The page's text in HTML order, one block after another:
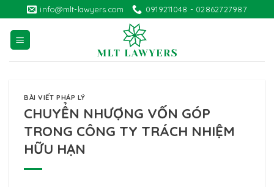
content
info@mlt-lawyers.com 0919211048 - 02862727987
BÀI VIẾT PHÁP LÝ
CHUYỂN NHƯỢNG VỐN GÓP
TRONG CÔNG TY TRÁCH NHIỆM
HỮU HẠN